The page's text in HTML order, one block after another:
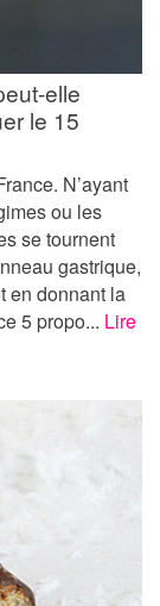
elle
le 15
N’ayant
ou les
se tournent
gastrique,
en donnant la
5 propo... Lire